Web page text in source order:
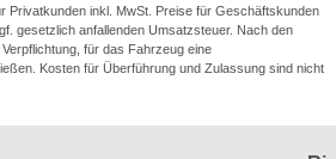
Privatkunden inkl. MwSt. Preise für Geschäftskunden
gesetzlich anfallenden Umsatzsteuer. Nach den
für das Fahrzeug eine
Kosten für Überführung und Zulassung sind nicht